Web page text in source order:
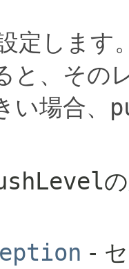
定します
と、その
場合、
-